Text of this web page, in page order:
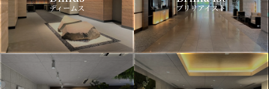
ディームス ブリリアイスト